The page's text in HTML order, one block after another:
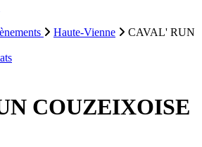
Haute-Vienne
CAVAL' RUN
COUZEIXOISE